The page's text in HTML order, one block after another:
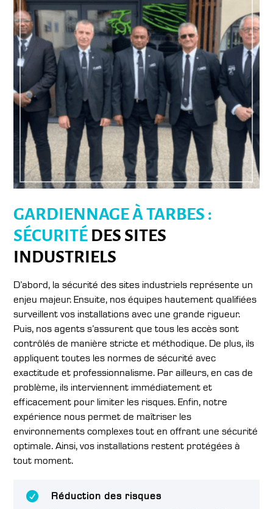
GARDIENNAGE À TARBES :
SÉCURITÉ DES SITES
INDUSTRIELS
D’abord, la sécurité des sites industriels représente un
enjeu majeur. Ensuite, nos équipes hautement qualifiées
surveillent vos installations avec une grande rigueur.
Puis, nos agents s’assurent que tous les accès sont
contrôlés de manière stricte et méthodique. De plus, ils
appliquent toutes les normes de sécurité avec
exactitude et professionnalisme. Par ailleurs, en cas de
problème, ils interviennent immédiatement et
efficacement pour limiter les risques. Enfin, notre
expérience nous permet de maîtriser les
environnements complexes tout en offrant une sécurité
optimale. Ainsi, vos installations restent protégées à
tout moment.
 Réduction des risques